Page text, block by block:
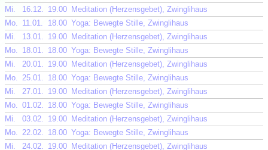
Mi.
16.12. 19.00 Meditation (Herzensgebet), Zwinglihaus
Mo. 11.01. 18.00 Yoga: Bewegte Stille, Zwinglihaus
Mi.
13.01. 19.00 Meditation (Herzensgebet), Zwinglihaus
Mo. 18.01. 18.00 Yoga: Bewegte Stille, Zwinglihaus
Mi.
20.01. 19.00 Meditation (Herzensgebet), Zwinglihaus
Mo. 25.01. 18.00 Yoga: Bewegte Stille, Zwinglihaus
Mi.
27.01. 19.00 Meditation (Herzensgebet), Zwinglihaus
Mo. 01.02. 18.00 Yoga: Bewegte Stille, Zwinglihaus
Mi.
03.02. 19.00 Meditation (Herzensgebet), Zwinglihaus
Mo. 22.02. 18.00 Yoga: Bewegte Stille, Zwinglihaus
Mi.
24.02. 19.00 Meditation (Herzensgebet), Zwinglihaus